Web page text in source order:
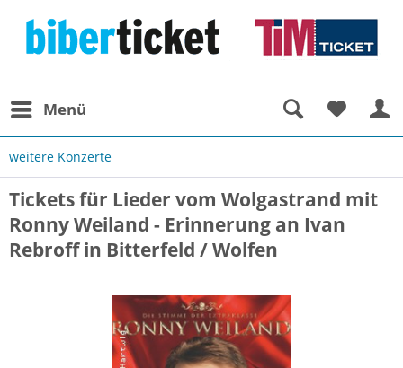
Menü
weitere Konzerte
Tickets für Lieder vom Wolgastrand mit
Ronny Weiland - Erinnerung an Ivan
Rebroff in Bitterfeld / Wolfen